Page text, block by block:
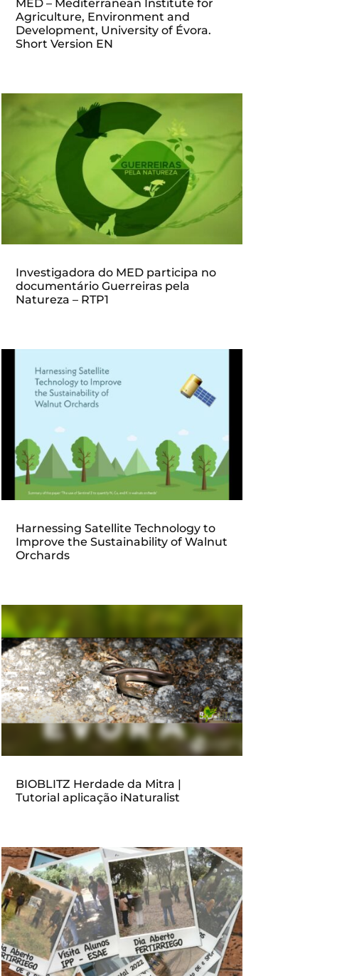
MED – Mediterranean Institute for
Agriculture, Environment and
Development, University of Évora.
Short Version EN
Investigadora do MED participa no
documentário Guerreiras pela
Natureza – RTP1
Harnessing Satellite Technology to
Improve the Sustainability of Walnut
Orchards
BIOBLITZ Herdade da Mitra |
Tutorial aplicação iNaturalist